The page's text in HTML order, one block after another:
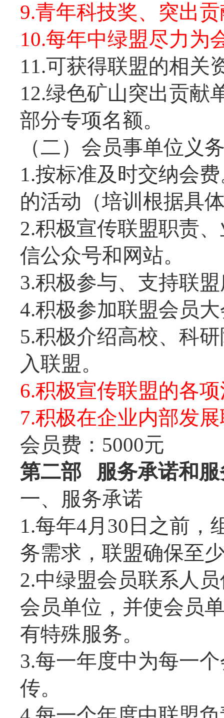
9.青年科技奖、突出
10.每年中绿盟尽力为
11.可获得联盟的相关
12.绿色矿山突出贡献
部分专项名额。
（二）会员事单位义
1.按标准及时交纳会
的活动（培训根据具
2.积极宣传联盟职责
信公众号和网站。
3.积极参与、支持联
4.积极参加联盟会员
5.积极介绍高校、科
入联盟。
6.积极宣传联盟的各
7.积极在企业内部发
会员费：5000元
第二部 服务承诺和服
一、服务承诺
1.每年4月30日之前，
务需求，联盟确保至
2.中绿盟会员联系人
会员单位，并使会员
有特殊服务。
3.每一年度中为每一
传。